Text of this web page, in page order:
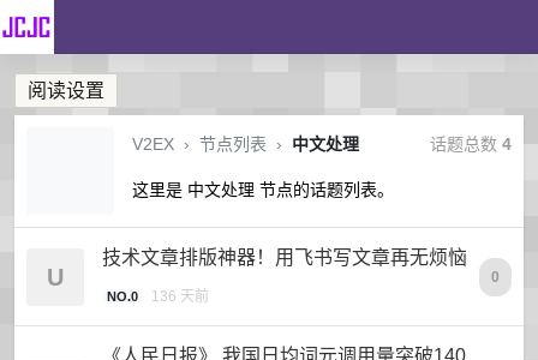
阅读设置
话题总数 4
V2EX › 节点列表 › 中文处理
这里是 中文处理 节点的话题列表。
U
技术文章排版神器！用飞书写文章再无烦恼
NO.0 136 天前
0
《人民日报》 我国日均词元调用量突破140